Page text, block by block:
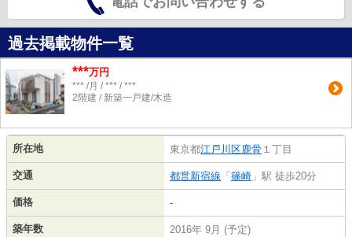
過去掲載物件一覧
***万円
*** /月 / *** / ***
2階建 / 新築一戸建/木造
所在地 東京都江戸川区鹿骨 １丁目
交通 都営新宿線 「 篠崎 」駅 徒歩20分
価格 -
築年数 2016年 9月 (予定)